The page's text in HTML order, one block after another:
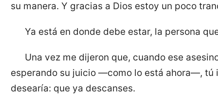
su manera. Y gracias a Dios estoy un poco
Ya está en donde debe estar, la persona
Una vez me dijeron que, cuando ese
esperando su juicio —como lo está ahora—, tú
desearía: que ya descanses.